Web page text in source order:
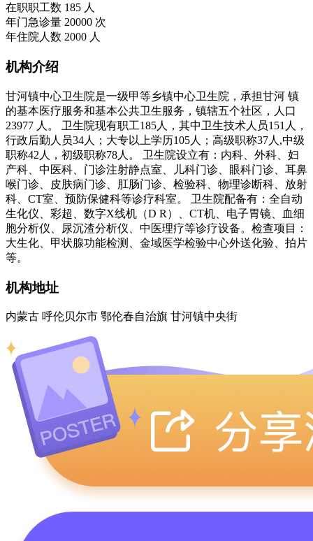
在职职工数 185 人
年门急诊量 20000 次
年住院人数 2000 人
机构介绍
甘河镇中心卫生院是一级甲等乡镇中心卫生院，承担甘河 镇
的基本医疗服务和基本公共卫生服务，镇辖五个社区，人口
23977 人。 卫生院现有职工185人，其中卫生技术人员151人，
行政后勤人员34人；大专以上学历105人；高级职称37人,中级
职称42人，初级职称78人。 卫生院设立有：内科、外科、妇
产科、中医科、门诊注射静点室、儿科门诊、眼科门诊、耳鼻
喉门诊、皮肤病门诊、肛肠门诊、检验科、物理诊断科、放射
科、CT室、预防保健科等诊疗科室。 卫生院配备有：全自动
生化仪、彩超、数字X线机（D R）、CT机、电子胃镜、血细
胞分析仪、尿沉渣分析仪、中医理疗等诊疗设备。检查项目：
大生化、甲状腺功能检测、金域医学检验中心外送化验、拍片
等。
机构地址
内蒙古 呼伦贝尔市 鄂伦春自治旗 甘河镇中央街